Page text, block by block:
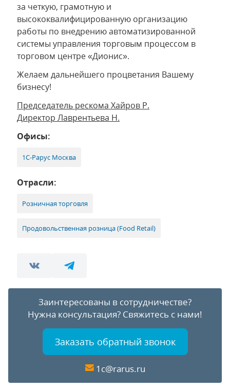
за четкую, грамотную и
высококвалифицированную организацию
работы по внедрению автоматизированной
системы управления торговым процессом в
торговом центре «Дионис».
Желаем дальнейшего процветания Вашему
бизнесу!
Председатель рескома Хайров Р.
Директор Лаврентьева Н.
Офисы:
1С-Рарус Москва
Отрасли:
Розничная торговля
Продовольственная розница (Food Retail)
Заинтересованы в сотрудничестве?
Нужна консультация? Свяжитесь с нами!
Заказать обратный звонок
1c@rarus.ru